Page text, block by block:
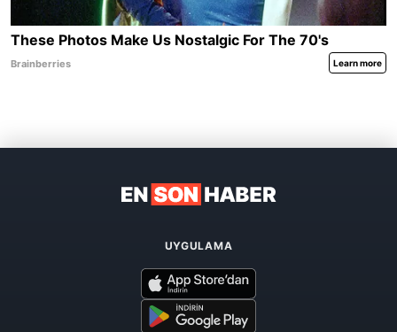
UYGULAMA